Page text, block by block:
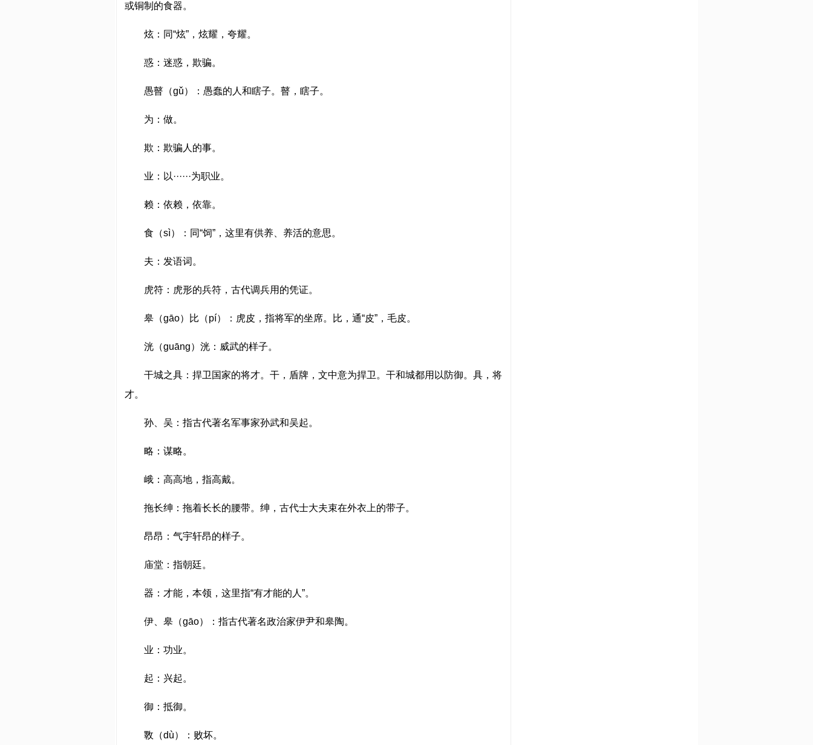
或铜制的食器。
炫：同“炫”，炫耀，夸耀。
惑：迷惑，欺骗。
愚瞽（gǔ）：愚蠢的人和瞎子。瞽，瞎子。
为：做。
欺：欺骗人的事。
业：以······为职业。
赖：依赖，依靠。
食（sì）：同“饲”，这里有供养、养活的意思。
夫：发语词。
虎符：虎形的兵符，古代调兵用的凭证。
皋（gāo）比（pí）：虎皮，指将军的坐席。比，通“皮”，毛皮。
洸（guāng）洸：威武的样子。
干城之具：捍卫国家的将才。干，盾牌，文中意为捍卫。干和城都用以防御。具，将
才。
孙、吴：指古代著名军事家孙武和吴起。
略：谋略。
峨：高高地，指高戴。
拖长绅：拖着长长的腰带。绅，古代士大夫束在外衣上的带子。
昂昂：气宇轩昂的样子。
庙堂：指朝廷。
器：才能，本领，这里指“有才能的人”。
伊、皋（gāo）：指古代著名政治家伊尹和皋陶。
业：功业。
起：兴起。
御：抵御。
斁（dù）：败坏。